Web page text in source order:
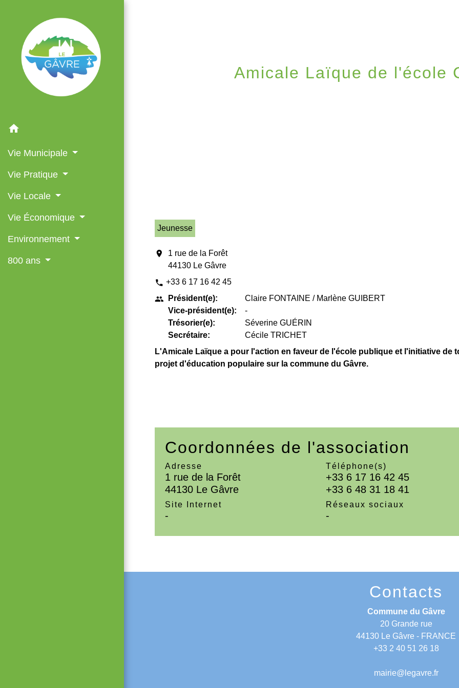
home
Vie Municipale
Vie Pratique
Vie Locale
Vie Économique
Environnement
800 ans
Amicale Laïque de l'école
Jeunesse
location_on
1 rue de la Forêt
44130 Le Gâvre
phone +33 6 17 16 42 45
people
Président(e):
Vice-président(e):
Trésorier(e):
Secrétaire:
Claire FONTAINE / Marlène GUIBERT
-
Séverine GUÉRIN
Cécile TRICHET
L'Amicale Laïque a pour l'action en faveur de l'école publique et l'initiative de
projet d'éducation populaire sur la commune du Gâvre.
Coordonnées de l'association
Adresse
1 rue de la Forêt
44130 Le Gâvre
Téléphone(s)
+33 6 17 16 42 45
+33 6 48 31 18 41
Site Internet
-
Réseaux sociaux
-
Contacts
Commune du Gâvre
20 Grande rue
44130 Le Gâvre - FRANCE
+33 2 40 51 26 18
mairie@legavre.fr